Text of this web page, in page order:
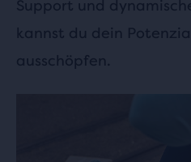
Support und
kannst du dein
ausschöpfen.